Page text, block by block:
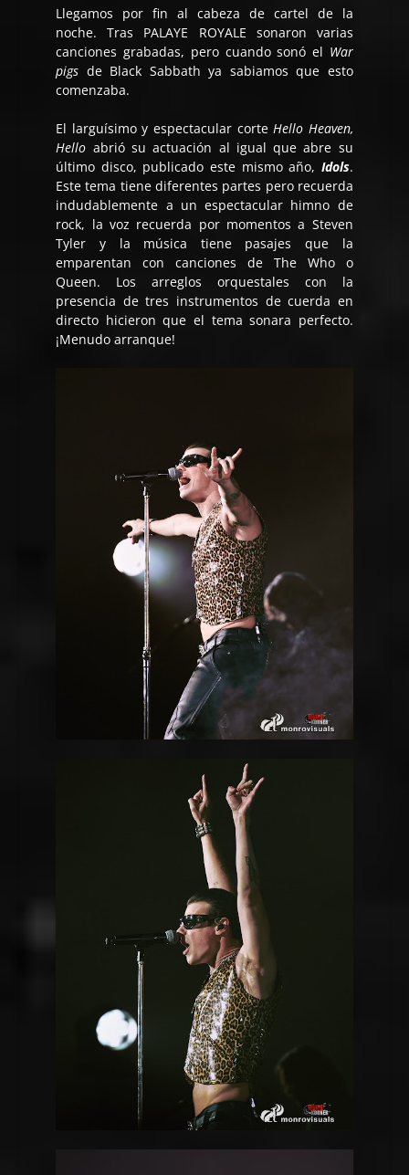
Llegamos por fin al cabeza de cartel de la
noche. Tras PALAYE ROYALE sonaron varias
canciones grabadas, pero cuando sonó el War
pigs de Black Sabbath ya sabiamos que esto
comenzaba.
El larguísimo y espectacular corteHello Heaven,
Hello abrió su actuación al igual que abre su
último disco, publicado este mismo año, Idols.
Este tema tiene diferentes partes pero recuerda
indudablemente a un espectacular himno de
rock, la voz recuerda por momentos a Steven
Tyler y la música tiene pasajes que la
emparentan con canciones de The Who o
Queen. Los arreglos orquestales con la
presencia de tres instrumentos de cuerda en
directo hicieron que el tema sonara perfecto.
¡Menudo arranque!